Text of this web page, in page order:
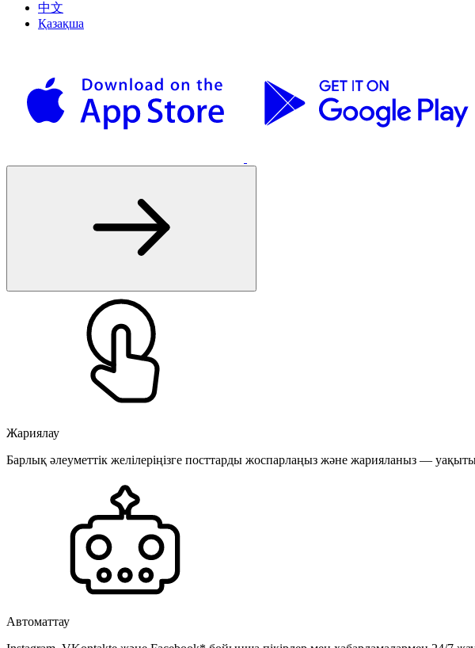
中文
Қазақша
Жариялау
Барлық әлеуметтік желілеріңізге посттарды жоспарлаңыз және жарияланыз —
Автоматтау